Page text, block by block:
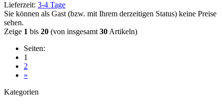
Lieferzeit: 3-4 Tage
Sie können als Gast (bzw. mit Ihrem derzeitigen Status) keine Preise
sehen.
Zeige 1 bis 20 (von insgesamt 30 Artikeln)
Seiten:
1
2
»
Kategorien